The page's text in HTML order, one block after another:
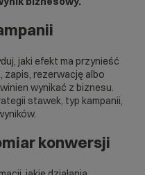
jaki efekt ma przynieść
zapis, rezerwację albo
wynikać z biznesu.
stawek, typ kampanii,
konwersji